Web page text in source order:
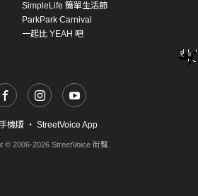
SimpleLife 簡單生活節
ParkPark Carnival
一起比 YEAH 吧
機版 ・ StreetVoice App
© 2006-2026 StreetVoice 街聲.